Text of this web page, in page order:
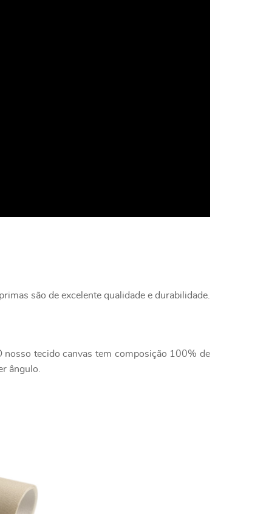
são de excelente qualidade e durabilidade.
nosso tecido canvas tem composição 100% de
ângulo.